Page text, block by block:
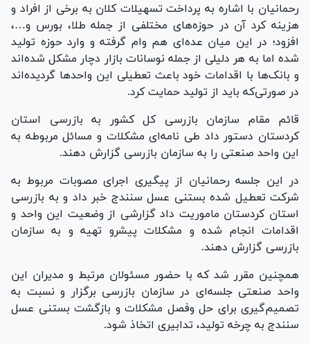
رحمانیان با اشاره به پرداخت تسهیلات کلان به برخی از افراد و‌
هزینه کرد آن در حوزه‌های مختلفی از جمله طلا، بورس و…،
افزود؛ در این میان عده‌ای هم وام گرفته و وارد حوزه تولید
شده اما به هر دلیلی از جمله نوسانات بازار دچار مشکل شده‌اند
و بانک‌ها با اقدامات خود باعث تعطیلی این واحدها گردیده‌اند
در صورتی‌که باید از تولید حمایت کرد.
قائم مقام سازمان بازرسی کل کشور به بازرسی استان
کردستان دستور داد طی نامه‌ای مشکلات و مسائل مربوطه به
این واحد صنعتی را به سازمان بازرسی گزارش دهند.
در این جلسه رحمانیان از پیگیری اجرای مصوبات مربوط به
شرکت تعطیل شده بستنی عسل سنندج خبر داد و به بازرسی
استان کردستان ماموریت داد گزارشی از وضعیت این واحد و
اقدامات انجام شده و ‌مشکلات پیشرو تهیه و به سازمان
بازرسی گزارش دهند.
همچنین مقرر شد که با حضور مسئولان مرتبط و مدیران این
واحد صنعتی جلسه‌ای در سازمان بازرسی برگزار و نسبت به
تصمیم‌گیری برای حل وفصل مشکلات و بازگشت بستنی عسل
سنندج به چرخه تولید، تدابیری اتخاذ شود.